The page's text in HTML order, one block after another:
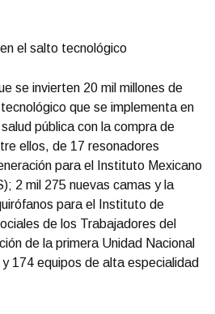
el salto tecnológico
se invierten 20 mil millones de
que se implementa en
pública con la compra de
ellos, de 17 resonadores
para el Instituto Mexicano
2 mil 275 nuevas camas y la
para el Instituto de
de los Trabajadores del
de la primera Unidad Nacional
174 equipos de alta especialidad